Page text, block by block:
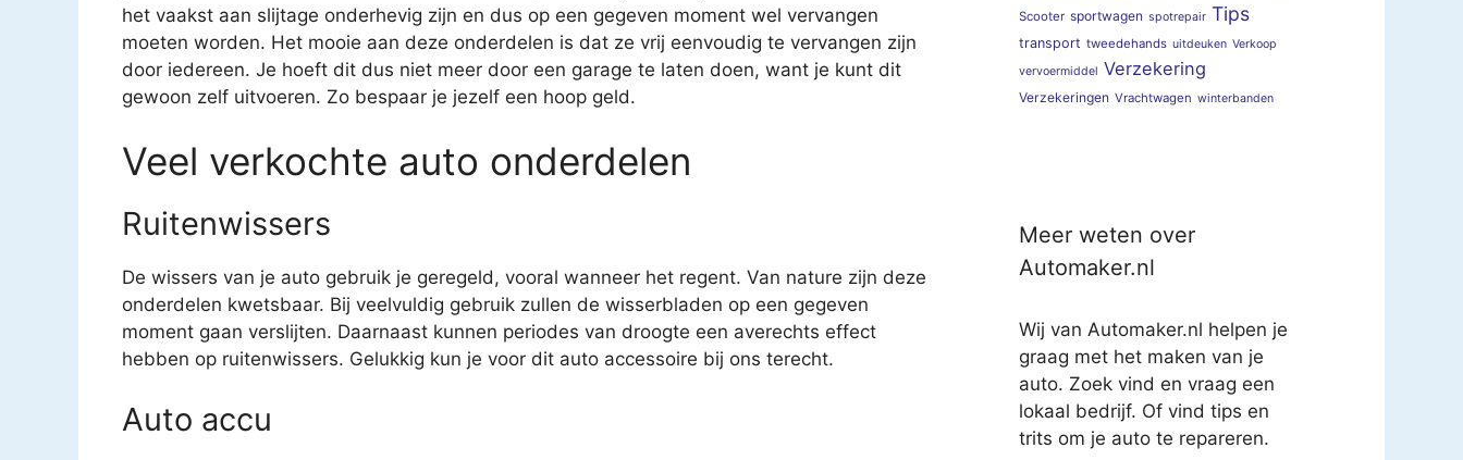
het vaakst aan slijtage onderhevig zijn en dus op een gegeven moment wel vervangen
moeten worden. Het mooie aan deze onderdelen is dat ze vrij eenvoudig te vervangen zijn
door iedereen. Je hoeft dit dus niet meer door een garage te laten doen, want je kunt dit
gewoon zelf uitvoeren. Zo bespaar je jezelf een hoop geld.
Veel verkochte auto onderdelen
Ruitenwissers
De wissers van je auto gebruik je geregeld, vooral wanneer het regent. Van nature zijn deze
onderdelen kwetsbaar. Bij veelvuldig gebruik zullen de wisserbladen op een gegeven
moment gaan verslijten. Daarnaast kunnen periodes van droogte een averechts effect
hebben op ruitenwissers. Gelukkig kun je voor dit auto accessoire bij ons terecht.
Auto accu
Scooter sportwagen spotrepair Tips
transport tweedehands uitdeuken Verkoop
vervoermiddel Verzekering
Verzekeringen Vrachtwagen winterbanden
Meer weten over
Automaker.nl
Wij van Automaker.nl helpen je
graag met het maken van je
auto. Zoek vind en vraag een
lokaal bedrijf. Of vind tips en
trits om je auto te repareren.